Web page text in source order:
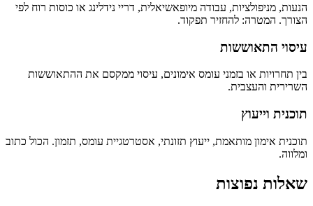
הנעות, מניפולציות, עבודה מיופאשיאלית, דריי נידלינג או כוסות רוח לפי
הצורך. המטרה: להחזיר תפקוד.
עיסוי התאוששות
בין תחרויות או בזמני עומס אימונים, עיסוי ממקסם את ההתאוששות
השרירית והעצבית.
תוכנית וייעוץ
תוכנית אימון מותאמת, ייעוץ תזונתי, אסטרטגיית עומס, תזמון. הכול כתוב
ומלווה.
שאלות נפוצות